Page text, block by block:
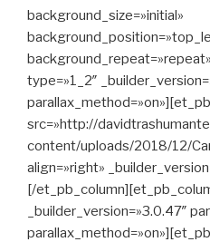
background_size=»initial»
type=»1_2″
src=»http://
content/uploads/2018/12/
align=»right»
[/
_builder_version=»3.0.47″